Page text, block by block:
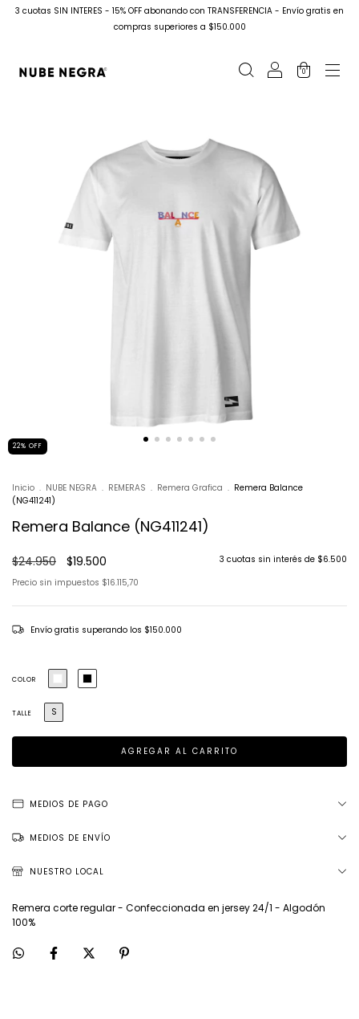
3 cuotas SIN INTERES - 15% OFF abonando con TRANSFERENCIA - Envío gratis en
compras superiores a $150.000
0
22% OFF
Inicio . NUBE NEGRA . REMERAS . Remera Grafica . Remera Balance
(NG411241)
Remera Balance (NG411241)
$24.950 $19.500 3 cuotas sin interés de $6.500
Precio sin impuestos $16.115,70
Envío gratis superando los $150.000
COLOR
TALLE S
MEDIOS DE PAGO
MEDIOS DE ENVÍO
NUESTRO LOCAL
Remera corte regular - Confeccionada en jersey 24/1 - Algodón
100%